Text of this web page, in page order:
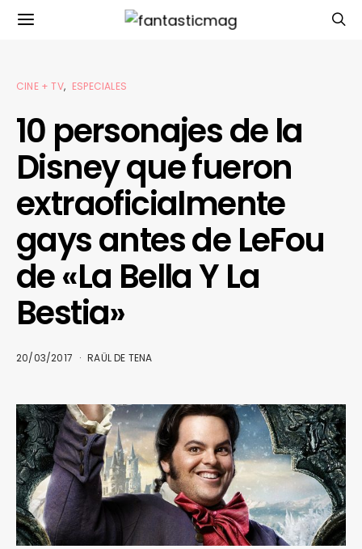
CINE + TV ESPECIALES
10 personajes de la
Disney que fueron
extraoficialmente
gays antes de LeFou
de «La Bella Y La
Bestia»
20/03/2017 RAÜL DE TENA